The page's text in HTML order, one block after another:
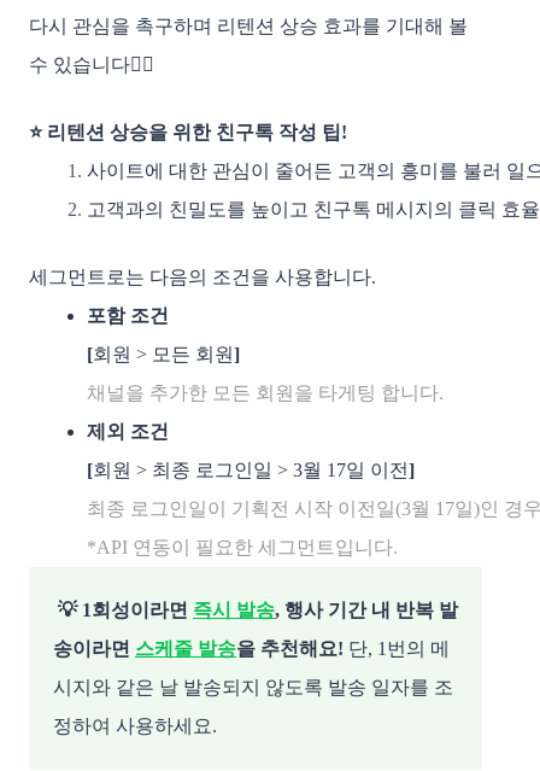
다시 관심을 촉구하며 리텐션 상승 효과를 기대해 볼
수 있습니다👍🏻
⭐️ 리텐션 상승을 위한 친구톡 작성 팁!
사이트에 대한 관심이 줄어든 고객의 흥미를 불러 일
고객과의 친밀도를 높이고 친구톡 메시지의 클릭 효
세그먼트로는 다음의 조건을 사용합니다.
포함 조건
[회원 > 모든 회원]
채널을 추가한 모든 회원을 타게팅 합니다.
제외 조건
[회원 > 최종 로그인일 > 3월 17일 이전]
최종 로그인일이 기획전 시작 이전일(3월 17일)인 경
*API 연동이 필요한 세그먼트입니다.
💡 1회성이라면 즉시 발송, 행사 기간 내 반복 발
송이라면 스케줄 발송을 추천해요! 단, 1번의 메
시지와 같은 날 발송되지 않도록 발송 일자를 조
정하여 사용하세요.